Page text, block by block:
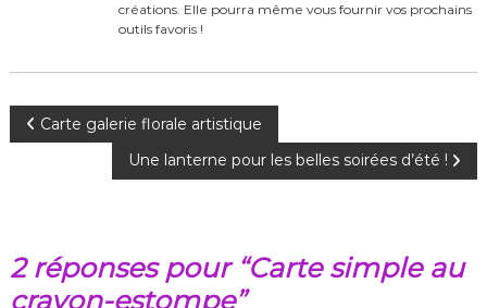
créations. Elle pourra même vous fournir vos prochains
outils favoris !
N
i
Carte galerie florale artistique
Une lanterne pour les belles soirées d’été !
2 réponses pour “Carte simple au
crayon-estompe”